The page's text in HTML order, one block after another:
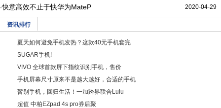
2020-04-29
·快意高效不止于快华为MateP
资讯排行
夏天如何避免手机发热？这款40元手机套完
SUGAR手机!
VIVO 全球首款屏下指纹识别手机，售价
手机屏幕尺寸原来不是越大越好，合适的手机
暂别手机，回归生活！一加跨界联合Lulu
超值 中柏EZpad 4s pro券后聚